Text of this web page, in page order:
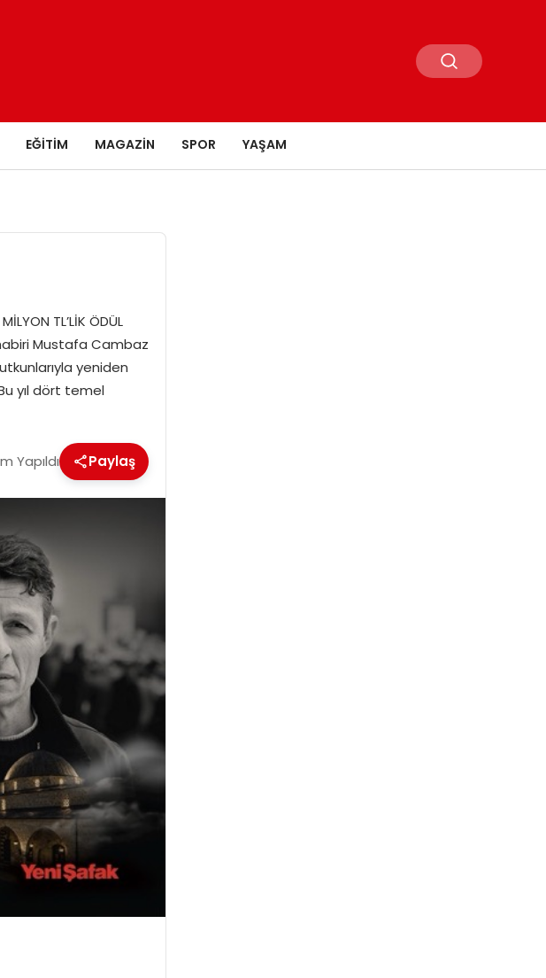
EĞITIM MAGAZIN SPOR YAŞAM
TL’LİK ÖDÜL
Mustafa Cambaz
yeniden
yıl dört temel
Yapıldı Paylaş